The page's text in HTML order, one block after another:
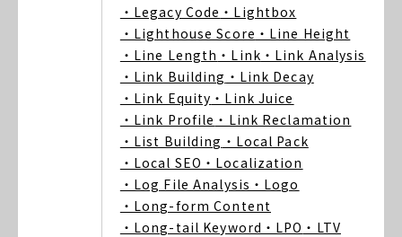
・Legacy Code ・Lightbox
・Lighthouse Score ・Line Height
・Line Length ・Link ・Link Analysis
・Link Building ・Link Decay
・Link Equity ・Link Juice
・Link Profile ・Link Reclamation
・List Building ・Local Pack
・Local SEO ・Localization
・Log File Analysis ・Logo
・Long-form Content
・Long-tail Keyword ・LPO ・LTV